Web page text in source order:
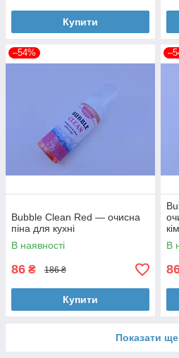
Купити
–54%
Bubble Clean Red — очисна
піна для кухні
В наявності
86 ₴ 186 ₴
Купити
В
Показати ще